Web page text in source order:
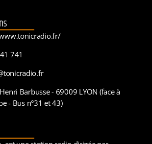
741
Barbusse - 69009 LYON (face à
- Bus n°31 et 43)